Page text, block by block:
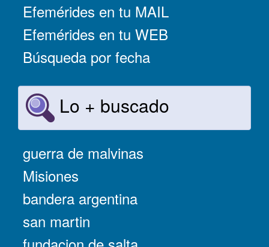
Efemérides en tu MAIL
Efemérides en tu WEB
Búsqueda por fecha
Lo + buscado
guerra de malvinas
Misiones
bandera argentina
san martin